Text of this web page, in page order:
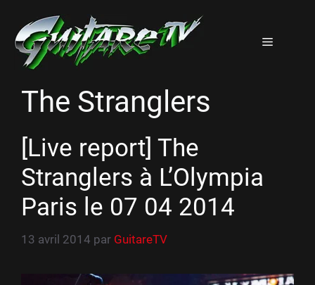
contenu
Menu
The Stranglers
[Live report] The
Stranglers à L’Olympia
Paris le 07 04 2014
13 avril 2014 par GuitareTV